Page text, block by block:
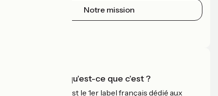
Notre mission
Accueil Vélo qu'est-ce que c'est ?
Accueil Vélo c'est le 1er label français dédié aux